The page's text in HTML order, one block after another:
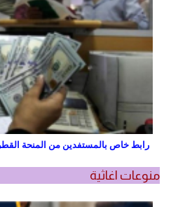
رابط خاص بالمستفدين من المنحة
منوعات اغاثية